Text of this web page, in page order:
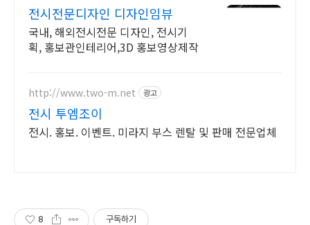
전시전문디자인 디자인임뷰
국내, 해외전시전문 디자인, 전시기
획, 홍보관인테리어,3D 홍보영상제작
http://www.two-m.net 광고
전시 투엠조이
전시. 홍보. 이벤트. 미라지 부스 렌탈 및 판매 전문업체
8 구독하기